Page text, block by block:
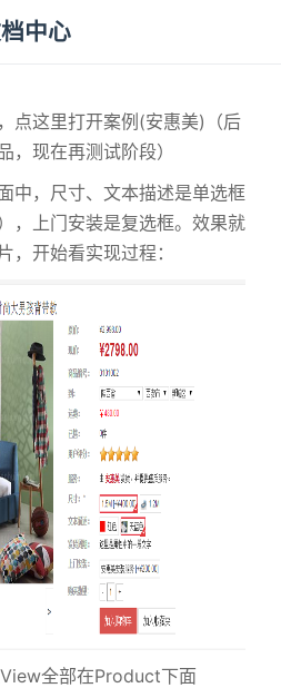
中心
点这里打开案例(安惠美)（后
，现在再测试阶段）
中，尺寸、文本描述是单选框
，上门安装是复选框。效果就
，开始看实现过程：
全部在Product下面